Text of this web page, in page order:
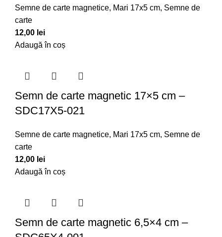
Semne de carte magnetice, Mari 17x5 cm, Semne de
carte
12,00 lei
Adaugă în coș
Semn de carte magnetic 17×5 cm –
SDC17X5-021
Semne de carte magnetice, Mari 17x5 cm, Semne de
carte
12,00 lei
Adaugă în coș
Semn de carte magnetic 6,5×4 cm –